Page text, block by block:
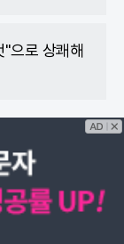
으로 상쾌해